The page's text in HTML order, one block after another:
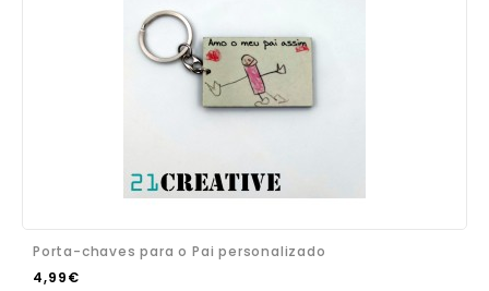
Porta-chaves para o Pai personalizado
4,99€